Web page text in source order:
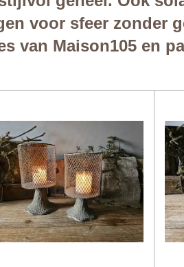
voor sfeer zonder
van Maison105 en